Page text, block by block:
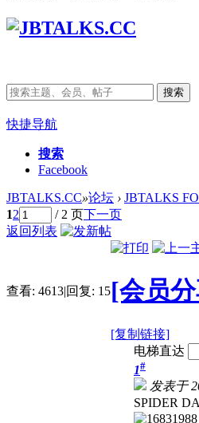
搜索
快捷导航
搜索
Facebook
JBTALKS.CC»论坛 › JBTALKS
12 / 2 页下一页
返回列表
查看: 4613|回复: 15[会员
[复制链接]
电梯直达
1#
发表于
SPIDER